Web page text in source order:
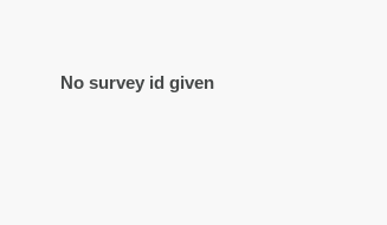
No survey id given